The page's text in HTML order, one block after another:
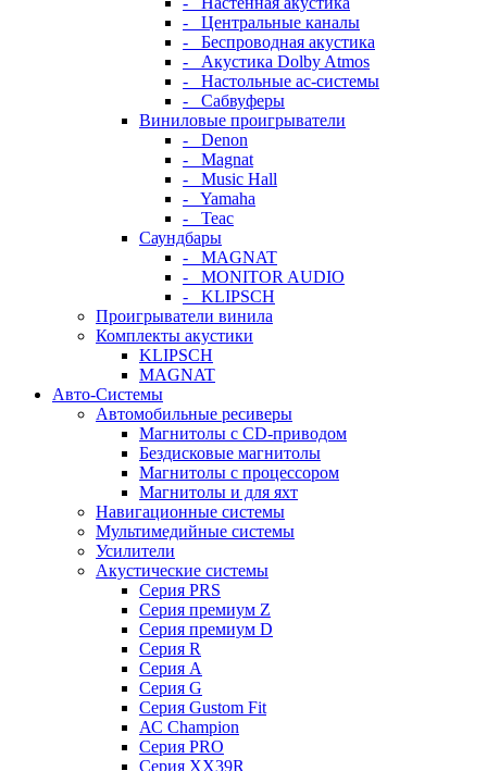
- Центральные каналы
- Беспроводная акустика
- Акустика Dolby Atmos
- Настольные ас-системы
- Сабвуферы
Виниловые проигрыватели
- Denon
- Magnat
- Music Hall
- Yamaha
- Teac
Саундбары
- MAGNAT
- MONITOR AUDIO
- KLIPSCH
Проигрыватели винила
Комплекты акустики
KLIPSCH
MAGNAT
Авто-Системы
Автомобильные ресиверы
Магнитолы с CD-приводом
Бездисковые магнитолы
Магнитолы с процессором
Магнитолы и для яхт
Навигационные системы
Мультимедийные системы
Усилители
Акустические системы
Cерия PRS
Cерия премиум Z
Cерия премиум D
Cерия R
Cерия A
Cерия G
Cерия Gustom Fit
АС Champion
Cерия PRO
Cерия XX39R